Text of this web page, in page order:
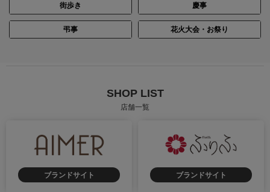
街歩き 慶事
弔事 花火大会・お祭り
SHOP LIST
店舗一覧
ブランドサイト ブランドサイト